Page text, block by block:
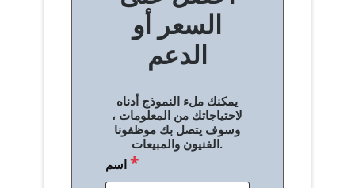
السعر أو
الدعم
يمكنك ملء النموذج أدناه
لاحتياجاتك من المعلومات ،
وسوف يتصل بك موظفونا
الفنيون والمبيعات.
اسم*